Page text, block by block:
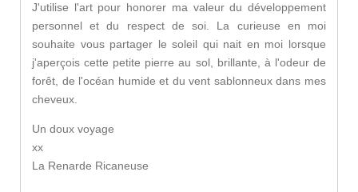
J'utilise l'art pour honorer ma valeur du développement
personnel et du respect de soi. La curieuse en moi
souhaite vous partager le soleil qui nait en moi lorsque
j'aperçois cette petite pierre au sol, brillante, à l'odeur de
forêt, de l'océan humide et du vent sablonneux dans mes
cheveux.
Un doux voyage
xx
La Renarde Ricaneuse